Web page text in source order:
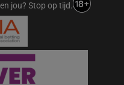
jou? Stop op tijd.